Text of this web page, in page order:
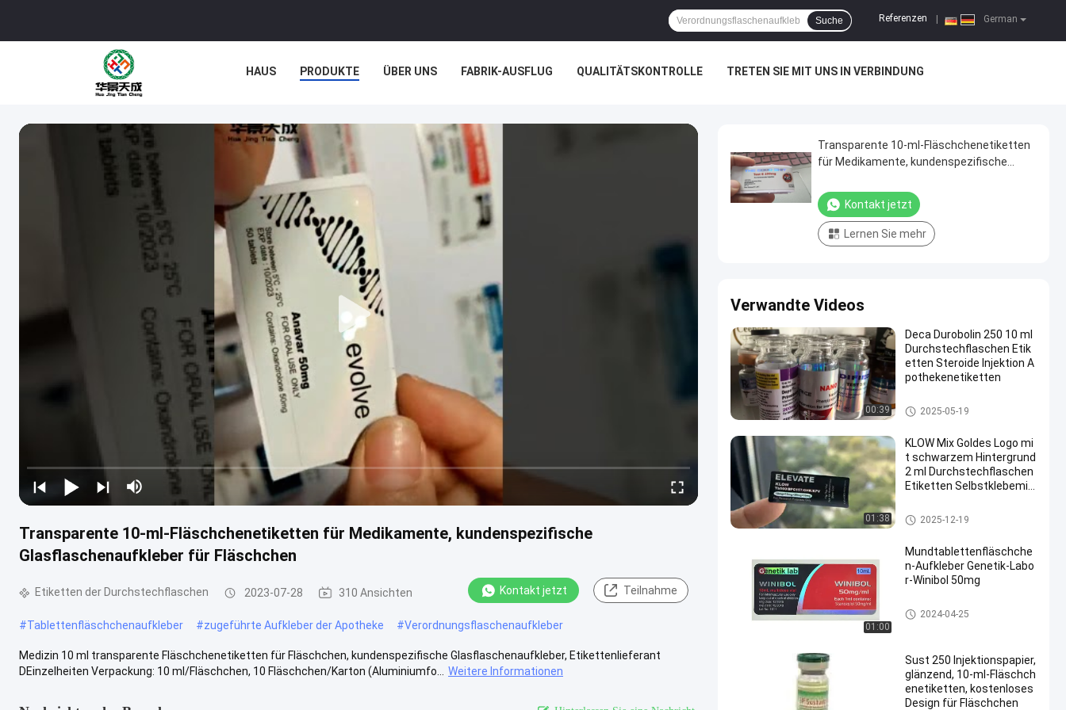
German
Referenzen
Suche
HAUS PRODUKTE ÜBER UNS FABRIK-AUSFLUG QUALITÄTSKONTROLLE TRETEN SIE MIT UNS IN VERBINDUNG
Transparente 10-ml-Fläschchenetiketten für Medikamente, kundenspezifische
Glasflaschenaufkleber für Fläschchen
Etiketten der Durchstechflaschen 2023-07-28 310 Ansichten Kontakt jetzt Teilnahme
#Tablettenfläschchenaufkleber #zugeführte Aufkleber der Apotheke #Verordnungsflaschenaufkleber
Medizin 10 ml transparente Fläschchenetiketten für Fläschchen, kundenspezifische Glasflaschenaufkleber, Etikettenlieferant
DEinzelheiten Verpackung: 10 ml/Fläschchen, 10 Fläschchen/Karton (Aluminiumfo...
Weitere Informationen
Transparente 10-ml-Fläschchenetiketten
für Medikamente, kundenspezifische
Kontakt jetzt
Lernen Sie mehr
Verwandte Videos
00:39
Deca Durobolin 250 10 ml
Durchstechflaschen Etik
etten Steroide Injektion A
pothekenetiketten
Aufkleber der Phiolen-10mL
2025-05-19
01:38
KLOW Mix Goldes Logo mi
t schwarzem Hintergrund
2 ml Durchstechflaschen
Etiketten Selbstklebemit
Etiketten der Durchstechflasch
en
2025-12-19
01:00
Mundtablettenfläschche
n-Aufkleber Genetik-Labo
r-Winibol 50mg
Etiketten der Durchstechflasch
en
2024-04-25
Sust 250 Injektionspapier,
glänzend, 10-ml-Fläschch
enetiketten, kostenloses
Design für Fläschchen